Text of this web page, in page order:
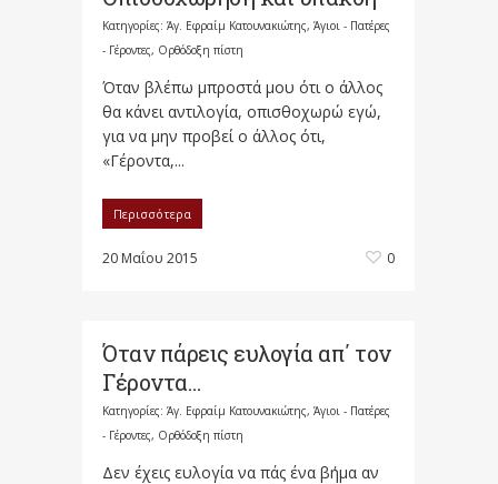
Κατηγορίες: Άγ. Εφραίμ Κατουνακιώτης, Άγιοι - Πατέρες
- Γέροντες, Ορθόδοξη πίστη
Όταν βλέπω μπροστά μου ότι ο άλλος
θα κάνει αντιλογία, οπισθοχωρώ εγώ,
για να μην προβεί ο άλλος ότι,
«Γέροντα,...
Περισσότερα
20 Μαΐου 2015 0
Όταν πάρεις ευλογία απ΄ τον
Γέροντα…
Κατηγορίες: Άγ. Εφραίμ Κατουνακιώτης, Άγιοι - Πατέρες
- Γέροντες, Ορθόδοξη πίστη
Δεν έχεις ευλογία να πάς ένα βήμα αν